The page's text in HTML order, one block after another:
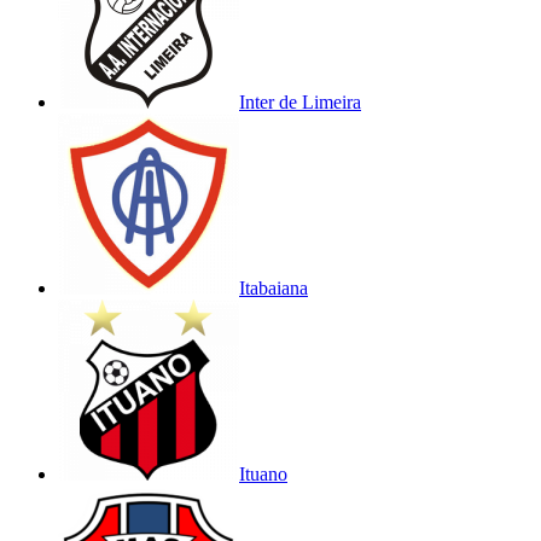
Inter de Limeira
Itabaiana
Ituano